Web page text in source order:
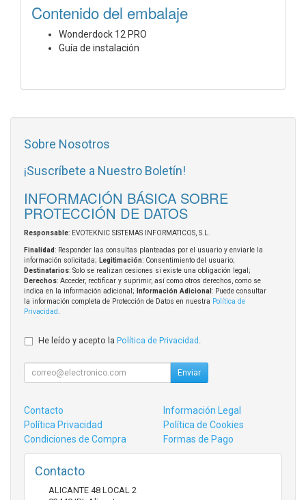
Contenido del embalaje
Wonderdock 12 PRO
Guía de instalación
Sobre Nosotros
¡Suscríbete a Nuestro Boletín!
INFORMACIÓN BÁSICA SOBRE
PROTECCIÓN DE DATOS
Responsable: EVOTEKNIC SISTEMAS INFORMATICOS, S.L.
Finalidad: Responder las consultas planteadas por el usuario y enviarle la
información solicitada; Legitimación: Consentimiento del usuario;
Destinatarios: Solo se realizan cesiones si existe una obligación legal;
Derechos: Acceder, rectificar y suprimir, así como otros derechos, como se
indica en la información adicional;
Información Adicional : Puede consultar
la información completa de Protección de Datos en nuestra Política de
Privacidad
He leído y acepto la Política de Privacidad
Enviar
Contacto
Información Legal
Política Privacidad
Política de Cookies
Condiciones de Compra
Formas de Pago
Contacto
ALICANTE 48 LOCAL 2